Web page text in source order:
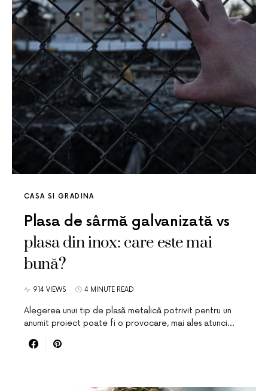
CASA SI GRADINA
Plasa de sârmă galvanizată vs
plasa din inox: care este mai
bună?
914 VIEWS 4 MINUTE READ
Alegerea unui tip de plasă metalică potrivit pentru un
anumit proiect poate fi o provocare, mai ales atunci…